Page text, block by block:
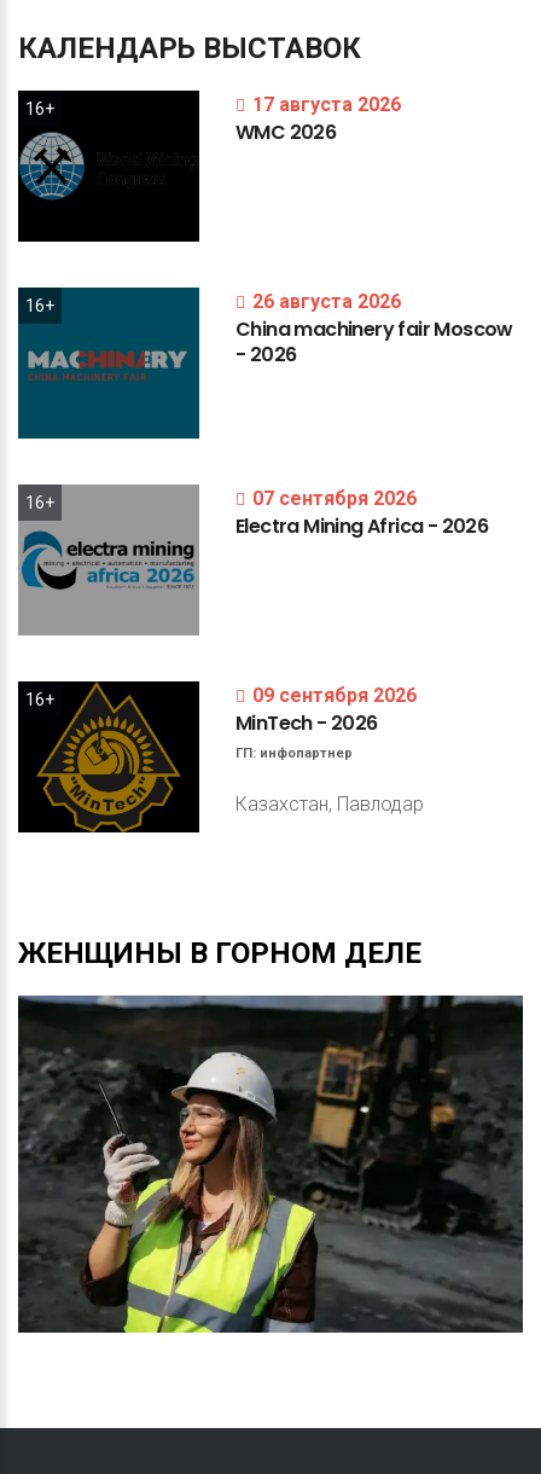
КАЛЕНДАРЬ ВЫСТАВОК
16+ 17 августа 2026
WMC 2026
16+ 26 августа 2026
ChinamachineryfairMoscow
- 2026
16+ 07 сентября 2026
ElectraMiningAfrica- 2026
16+ 09 сентября 2026
MinTech- 2026
ГП: инфопартнер
Казахстан, Павлодар
ЖЕНЩИНЫ В ГОРНОМ ДЕЛЕ